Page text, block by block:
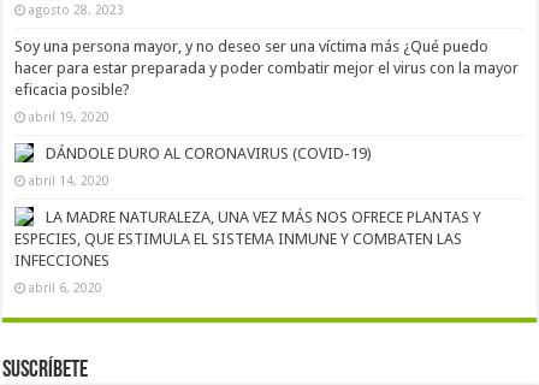
agosto 28, 2023
Soy una persona mayor, y no deseo ser una víctima más ¿Qué puedo
hacer para estar preparada y poder combatir mejor el virus con la mayor
eficacia posible?
abril 19, 2020
DÁNDOLE DURO AL CORONAVIRUS (COVID-19)
abril 14, 2020
LA MADRE NATURALEZA, UNA VEZ MÁS NOS OFRECE PLANTAS Y
ESPECIES, QUE ESTIMULA EL SISTEMA INMUNE Y COMBATEN LAS
INFECCIONES
abril 6, 2020
Suscríbete